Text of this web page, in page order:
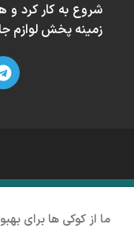
شروع به كار كرد و
زمينه پخش لوازم
ما از کوکی ها برای